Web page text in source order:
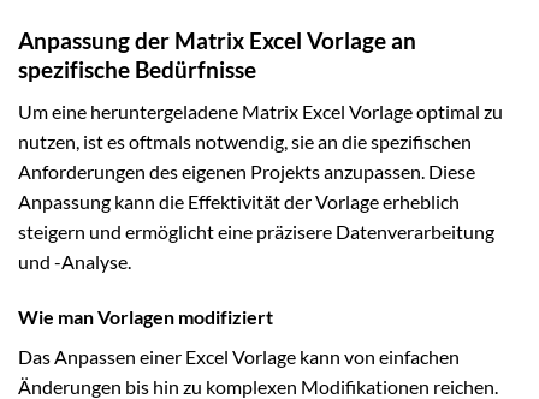
Anpassung der Matrix Excel Vorlage an
spezifische Bedürfnisse
Um eine heruntergeladene Matrix Excel Vorlage optimal zu
nutzen, ist es oftmals notwendig, sie an die spezifischen
Anforderungen des eigenen Projekts anzupassen. Diese
Anpassung kann die Effektivität der Vorlage erheblich
steigern und ermöglicht eine präzisere Datenverarbeitung
und -Analyse.
Wie man Vorlagen modifiziert
Das Anpassen einer Excel Vorlage kann von einfachen
Änderungen bis hin zu komplexen Modifikationen reichen.